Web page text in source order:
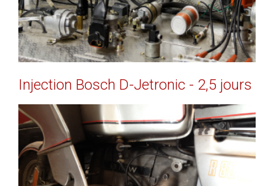
Injection Bosch D-Jetronic - 2,5 jours